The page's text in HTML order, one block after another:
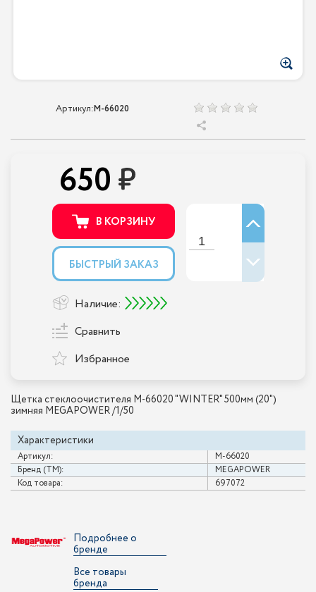
Артикул:M-66020
Щетка стеклоочистителя M-66020 "WINTER" 500мм (20")
зимняя MEGAPOWER /1/50
Характеристики
Артикул:
M-66020
Бренд (ТМ):
MEGAPOWER
Код товара:
697072
650
В КОРЗИНУ
БЫСТРЫЙ ЗАКАЗ
Наличие:
Сравнить
Избранное
Подробнее о
бренде
Все товары
бренда